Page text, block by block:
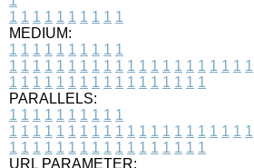
1 1 1 1 1 1 1 1 1 1
MEDIUM:
1 1 1 1 1 1 1 1 1 1
1 1 1 1 1 1 1 1 1 1 1 1 1 1 1 1 1 1 1 1 1
1 1 1 1 1 1 1 1 1 1 1 1 1 1 1 1 1
PARALLELS:
1 1 1 1 1 1 1 1 1 1
1 1 1 1 1 1 1 1 1 1 1 1 1 1 1 1 1 1 1 1 1
1 1 1 1 1 1 1 1 1 1 1 1 1 1 1 1 1
URL PARAMETER: